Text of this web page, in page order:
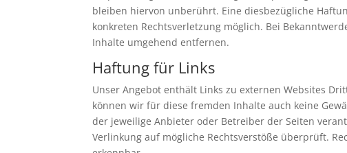
bleiben hiervon unberührt. Eine diesbezügliche
konkreten Rechtsverletzung möglich. Bei
Inhalte umgehend entfernen.
Haftung für Links
Unser Angebot enthält Links zu externen Websites
können wir für diese fremden Inhalte auch keine
der jeweilige Anbieter oder Betreiber der Seiten
Verlinkung auf mögliche Rechtsverstöße überprüft.